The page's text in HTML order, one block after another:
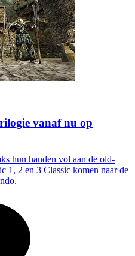
vanaf nu op
hun handen vol aan de old-
1, 2 en 3 Classic komen naar de